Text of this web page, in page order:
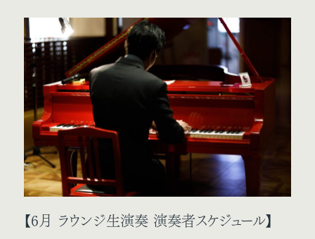
【6月 ラウンジ生演奏 演奏者スケジュール】